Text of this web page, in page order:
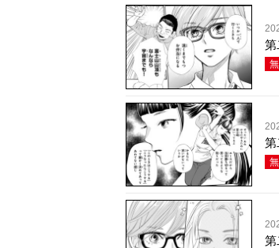
第
第
第